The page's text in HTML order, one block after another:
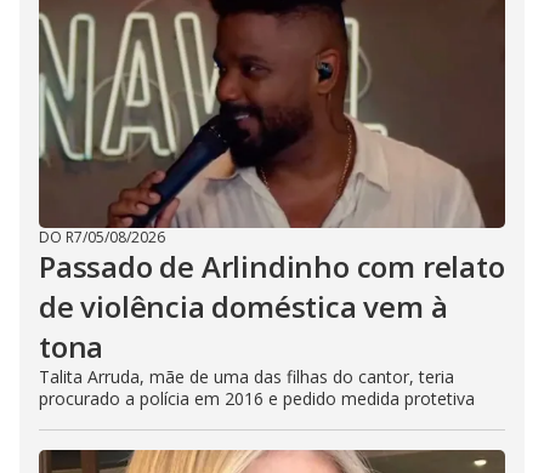
DO R7/05/08/2026
Passado de Arlindinho com relato
de violência doméstica vem à
tona
Talita Arruda, mãe de uma das filhas do cantor, teria
procurado a polícia em 2016 e pedido medida protetiva